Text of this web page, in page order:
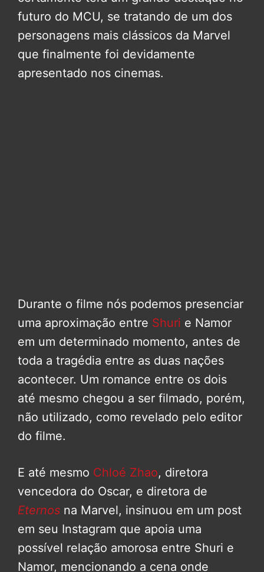
futuro do MCU, se tratando de um dos
personagens mais clássicos da Marvel
que finalmente foi devidamente
apresentado nos cinemas.
Durante o filme nós podemos presenciar
uma aproximação entre Shuri e Namor
em um determinado momento, antes de
toda a tragédia entre as duas nações
acontecer. Um romance entre os dois
até mesmo chegou a ser filmado, porém,
não utilizado, como revelado pelo editor
do filme.
E até mesmo Chloé Zhao, diretora
vencedora do Oscar, e diretora de
Eternos na Marvel, insinuou em um post
em seu Instagram que apoia uma
possível relação amorosa entre Shuri e
Namor, mencionando a cena onde